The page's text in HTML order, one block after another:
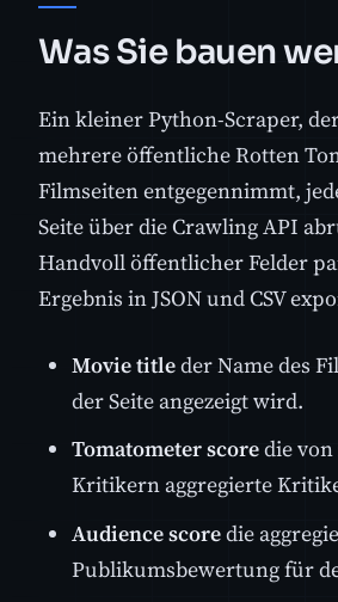
Was Sie bauen
Ein kleiner Python-Scraper,
mehrere öffentliche Rotten
Filmseiten entgegennimmt,
Seite über die Crawling API
Handvoll öffentlicher Felder
Ergebnis in JSON und CSV
Movie titleder Name des
der Seite angezeigt wird.
Tomatometer scoredie von
Kritikern aggregierte
Audience scoredie
Publikumsbewertung für